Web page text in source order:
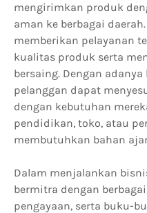
mengirimkan produk
aman ke berbagai
memberikan pelayanan
kualitas produk serta
bersaing. Dengan
pelanggan dapat
dengan kebutuhan
pendidikan, toko, atau
membutuhkan bahan
Dalam menjalankan
bermitra dengan
pengayaan, serta buku-